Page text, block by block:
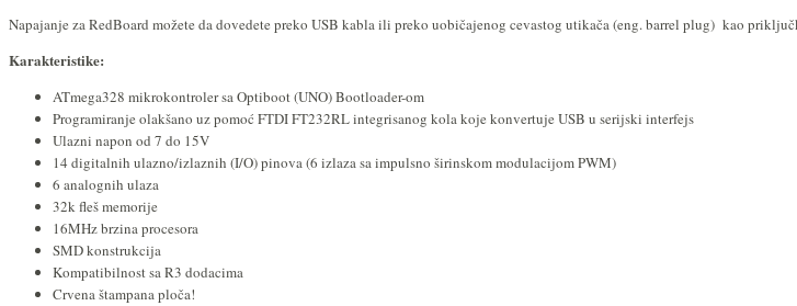
Napajanje za RedBoard možete da dovedete preko USB kabla ili preko uobičajenog cevastog utikača (eng. barrel plug) kao
Karakteristike:
ATmega328 mikrokontroler sa Optiboot (UNO) Bootloader-om
Programiranje olakšano uz pomoć FTDI FT232RL integrisanog kola koje konvertuje USB u serijski interfejs
Ulazni napon od 7 do 15V
14 digitalnih ulazno/izlaznih (I/O) pinova (6 izlaza sa impulsno širinskom modulacijom PWM)
6 analognih ulaza
32k fleš memorije
16MHz brzina procesora
SMD konstrukcija
Kompatibilnost sa R3 dodacima
Crvena štampana ploča!